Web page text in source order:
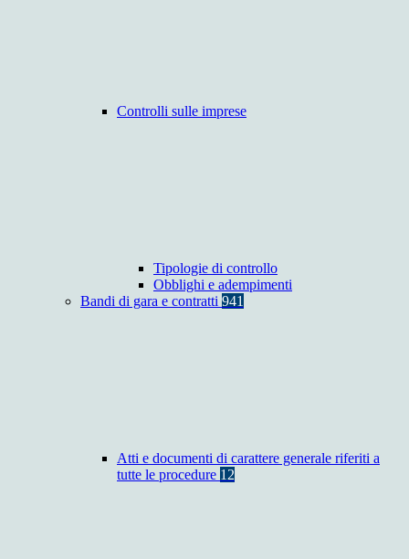
Controlli sulle imprese
Tipologie di controllo
Obblighi e adempimenti
Bandi di gara e contratti 941
Atti e documenti di carattere generale riferiti a
tutte le procedure 12